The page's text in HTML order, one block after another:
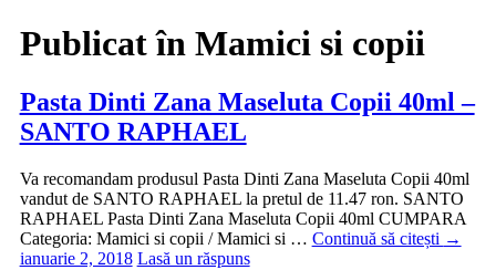
Publicat în Mamici si copii
Pasta Dinti Zana Maseluta Copii 40ml –
SANTO RAPHAEL
Va recomandam produsul Pasta Dinti Zana Maseluta Copii 40ml
vandut de SANTO RAPHAEL la pretul de 11.47 ron. SANTO
RAPHAEL Pasta Dinti Zana Maseluta Copii 40ml CUMPARA
Categoria: Mamici si copii / Mamici si … Continuă să citești →
ianuarie 2, 2018 Lasă un răspuns